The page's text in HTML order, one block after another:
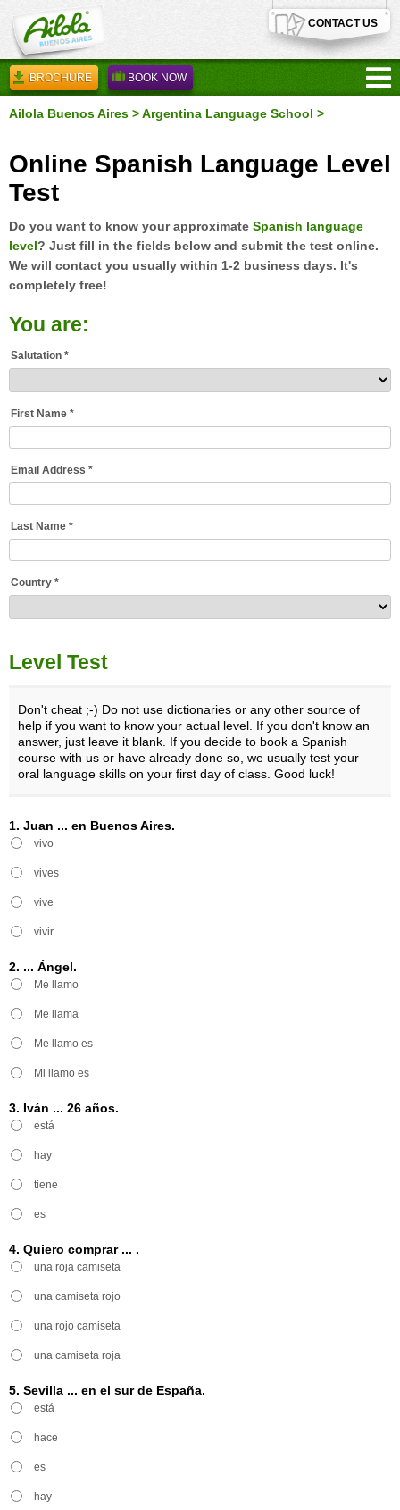
CONTACT US
BROCHURE BOOK NOW
Ailola Buenos Aires >Argentina Language School >
Online Spanish Language Level
Test
Do you want to know your approximate Spanish language
level? Just fill in the fields below and submit the test online.
We will contact you usually within 1-2 business days. It's
completely free!
You are:
Salutation *
First Name *
Email Address *
Last Name *
Country *
Level Test
Don't cheat ;-) Do not use dictionaries or any other source of
help if you want to know your actual level. If you don't know an
answer, just leave it blank. If you decide to book a Spanish
course with us or have already done so, we usually test your
oral language skills on your first day of class. Good luck!
1. Juan ... en Buenos Aires.
vivo
vives
vive
vivir
2. ... Ángel.
Me llamo
Me llama
Me llamo es
Mi llamo es
3. Iván ... 26 años.
está
hay
tiene
es
4. Quiero comprar ... .
una roja camiseta
una camiseta rojo
una rojo camiseta
una camiseta roja
5. Sevilla ... en el sur de España.
está
hace
es
hay